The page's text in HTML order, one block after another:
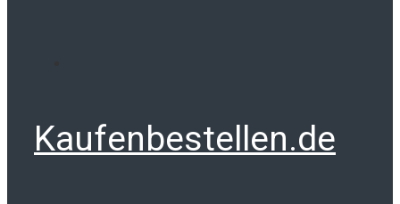
Kaufenbestellen.de